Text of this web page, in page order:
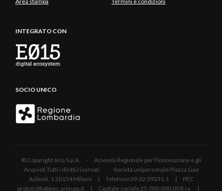
INTEGRATO CON
SOCIO UNICO
© Copyright Aria S.p.A. - Azienda Regionale per l'Innovazione e gli
Acquisti Tutti i diritti riservati - Società unipersonale Piazza Gae
Aulenti, 1 20154 Milano | Telefono 39.02 39331.1 | PEC
protocollo@pec.ariaspa.it | Capitale sociale 25.000.000,00 € i.v. |